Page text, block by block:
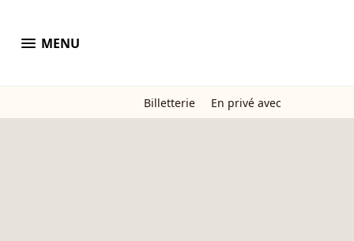
menu MENU
Billetterie En privé avec